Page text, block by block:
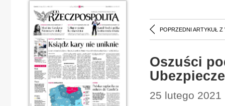
POPRZEDNI ARTYKUŁ Z
Oszuści
25 lutego 2021